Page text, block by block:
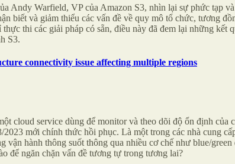
Andy Warfield, VP của Amazon S3, nhìn lại sự phức tạp
biết và giảm thiểu các vấn đề về quy mô tổ chức, tương
thi các giải pháp có sẵn, điều này đã đem lại những
S3.
connectivity issue affecting multiple regions
cloud service dùng để monitor và theo dõi độ ổn định
mới chính thức hồi phục. Là một trong các nhà cung
vận hành thông suốt thông qua nhiều cơ chế như blue/
để ngăn chặn vấn đề tương tự trong tương lai?